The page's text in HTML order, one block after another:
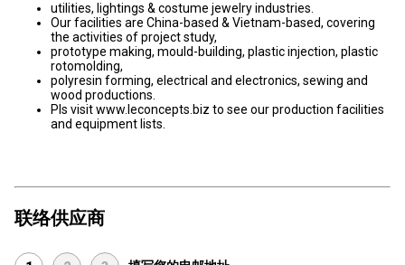
utilities, lightings & costume jewelry industries.
Our facilities are China-based & Vietnam-based, covering
the activities of project study,
prototype making, mould-building, plastic injection, plastic
rotomolding,
polyresin forming, electrical and electronics, sewing and
wood productions.
Pls visit www.leconcepts.biz to see our production facilities
and equipment lists.
联络供应商